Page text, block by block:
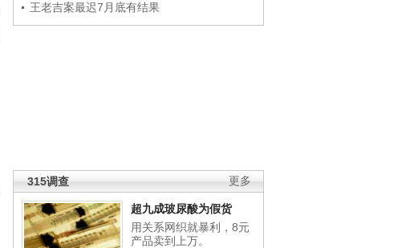
王老吉案最迟7月底有结果
更多
315调查
超九成玻尿酸为假货
用关系网织就暴利，8元
产品卖到上万。